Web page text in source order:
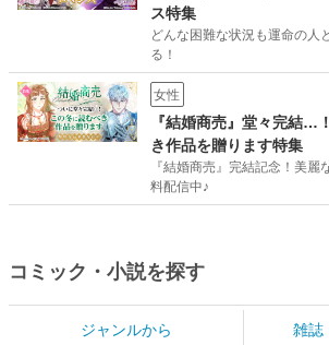
ス特集
どんな困難な状況も運命の人
る！
女性
『結婚商売』堂々完結…
き作品を贈ります特集
『結婚商売』完結記念！美麗
料配信中♪
コミック・小説を探す
ジャンルから 雑誌